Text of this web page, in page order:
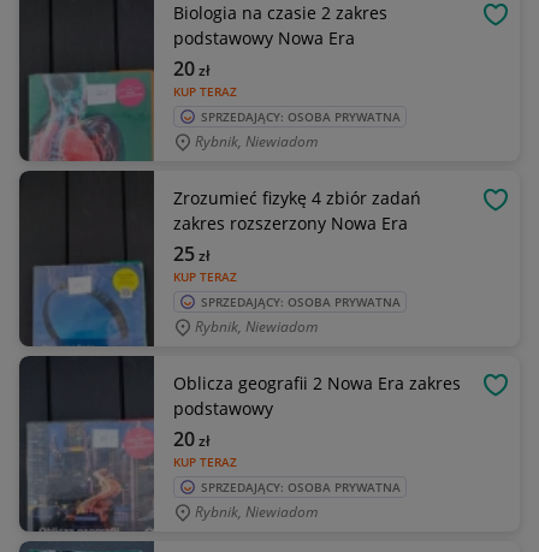
Biologia na czasie 2 zakres
podstawowy Nowa Era
KUP TERAZ
20zł
SPRZEDAJĄCY: OSOBA PRYWATNA
Rybnik, Niewiadom
Zrozumieć fizykę 4 zbiór zadań
zakres rozszerzony Nowa Era
KUP TERAZ
25zł
SPRZEDAJĄCY: OSOBA PRYWATNA
Rybnik, Niewiadom
Oblicza geografii 2 Nowa Era zakres
podstawowy
KUP TERAZ
20zł
SPRZEDAJĄCY: OSOBA PRYWATNA
Rybnik, Niewiadom